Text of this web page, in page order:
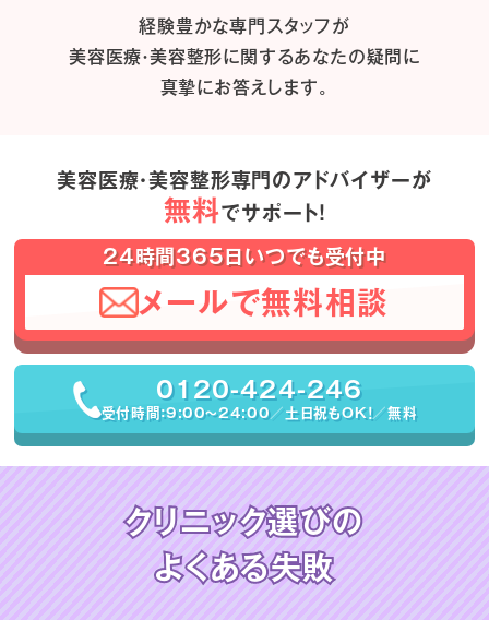
経験豊かな専門スタッフが
美容医療・美容整形に関するあなたの疑問に
真摯にお答えします。
美容医療・美容整形専門のアドバイザーが
無料でサポート！
24時間365日いつでも受付中
メールで無料相談
0120-424-246
受付時間：9:00〜24:00／土日祝もOK！／無料
クリニック選びの
よくある失敗